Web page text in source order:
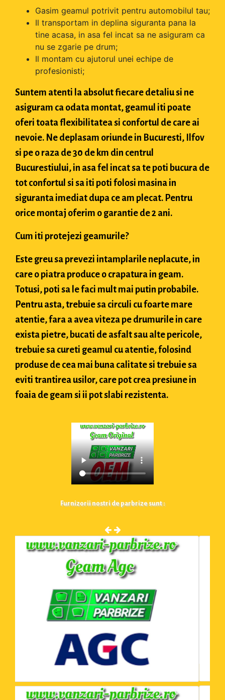
Gasim geamul potrivit pentru automobilul tau;
Il transportam in deplina siguranta pana la
tine acasa, in asa fel incat sa ne asiguram ca
nu se zgarie pe drum;
Il montam cu ajutorul unei echipe de
profesionisti;
Suntem atenti la absolut fiecare detaliu si ne
asiguram ca odata montat, geamul iti poate
oferi toata flexibilitatea si confortul de care ai
nevoie. Ne deplasam oriunde in Bucuresti, Ilfov
si pe o raza de 30 de km din centrul
Bucurestiului, in asa fel incat sa te poti bucura de
tot confortul si sa iti poti folosi masina in
siguranta imediat dupa ce am plecat. Pentru
orice montaj oferim o garantie de 2 ani.
Cum iti protejezi geamurile?
Este greu sa prevezi intamplarile neplacute, in
care o piatra produce o crapatura in geam.
Totusi, poti sa le faci mult mai putin probabile.
Pentru asta, trebuie sa circuli cu foarte mare
atentie, fara a avea viteza pe drumurile in care
exista pietre, bucati de asfalt sau alte pericole,
trebuie sa cureti geamul cu atentie, folosind
produse de cea mai buna calitate si trebuie sa
eviti trantirea usilor, care pot crea presiune in
foaia de geam si ii pot slabi rezistenta.
Furnizorii nostri de parbrize sunt :